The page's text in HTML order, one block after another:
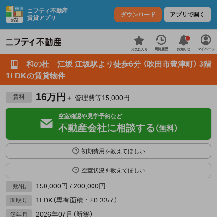
ニフティ不動産
賃貸アプリ
ダウンロード アプリで開く
お気に入り 閲覧履歴 お知らせ マイページ
和の杜 江坂 江坂駅より徒歩6分 （吹田市豊津町） 3階
1LDKの賃貸物件
賃料 16万円 ＋ 管理費等15,000円
空室確認や見学予約など
不動産会社に相談する （無料）
初期費用を教えてほしい
空室状況を教えてほしい
敷/礼 150,000円 / 200,000円
間取り 1LDK（専有面積：50.33㎡）
築年月 2026年07月（新築）